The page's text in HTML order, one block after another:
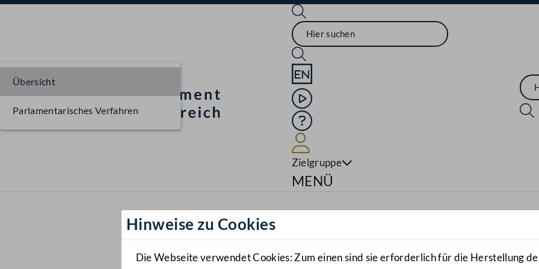
Sprache English
Mediathek
Hilfe
Zielgruppe
Navigationsmenü öffnen
MENÜ
Hinweise zu Cookies
Die Webseite verwendet Cookies: Zum einen sind sie erforderlich für die Herstellung
Übersicht
Parlamentarisches Verfahren